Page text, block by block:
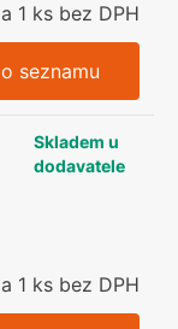
1 ks bez DPH
seznamu
Skladem u
dodavatele
1 ks bez DPH